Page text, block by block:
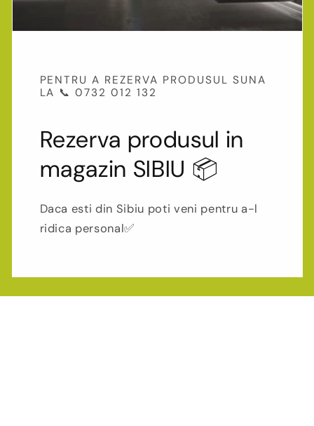
PENTRU A REZERVA PRODUSUL SUNA
LA 📞 0732 012 132
Rezerva produsul in
magazin SIBIU 📦
Daca esti din Sibiu poti veni pentru a-l
ridica personal✅